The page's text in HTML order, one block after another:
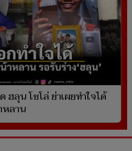
ฮลุน โซโล่ ย่าเผยทำใจได้
หลาน